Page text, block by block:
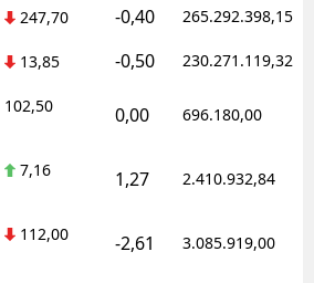
247,70 -0,40 265.292.398,15
13,85 -0,50 230.271.119,32
102,50 0,00 696.180,00
7,16 1,27 2.410.932,84
112,00 -2,61 3.085.919,00